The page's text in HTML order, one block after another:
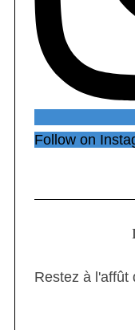
Follow on
Restez à l'affût